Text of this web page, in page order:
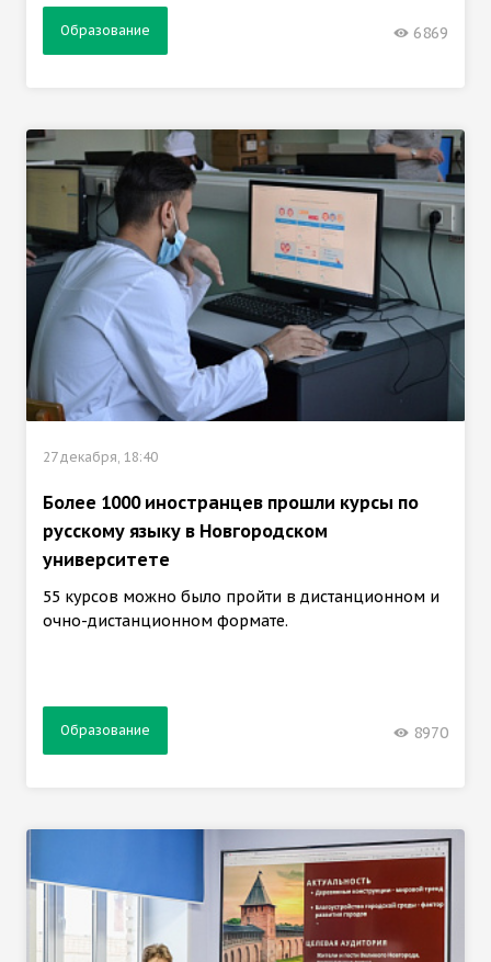
Образование 6869
27 декабря, 18:40
Более 1000 иностранцев прошли курсы по
русскому языку в Новгородском
университете
55 курсов можно было пройти в дистанционном и
очно-дистанционном формате.
Образование 8970